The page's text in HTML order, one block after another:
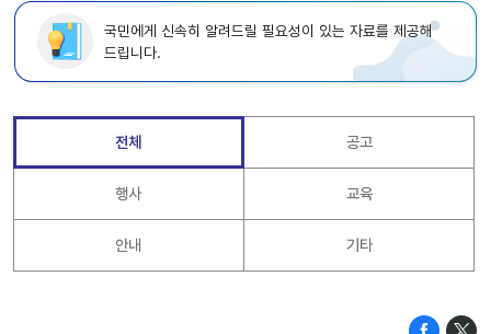
국민에게 신속히 알려드릴 필요성이 있는 자료를 제공해
드립니다.
전체 공고
행사 교육
안내 기타